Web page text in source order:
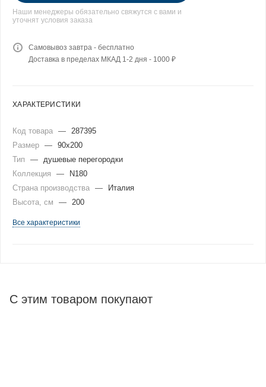
Наши менеджеры обязательно свяжутся с вами и
уточнят условия заказа
Самовывоз завтра - бесплатно
Доставка в пределах МКАД 1-2 дня - 1000 ₽
ХАРАКТЕРИСТИКИ
Код товара —
287395
Размер — 90x200
Тип
—
душевые перегородки
Коллекция
—
N180
Страна производства —
Италия
Высота, см
— 200
Все характеристики
С этим товаром покупают